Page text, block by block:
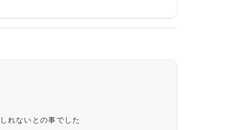
れないとの事でした